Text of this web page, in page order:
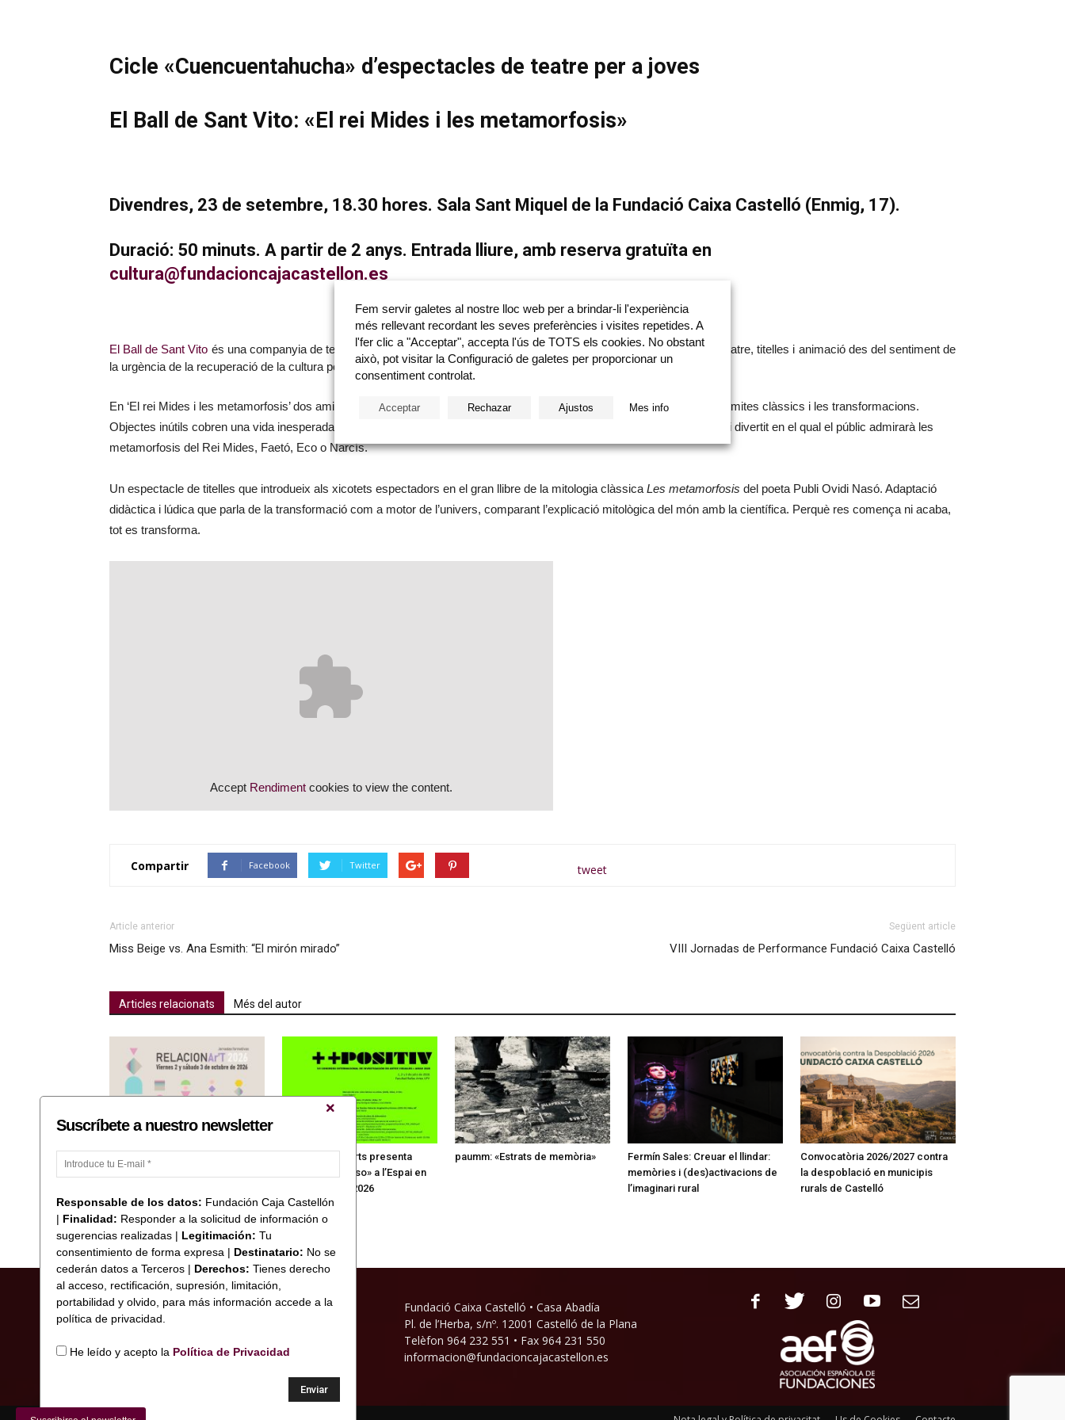
Cicle «Cuencuentahucha» d’espectacles de teatre per a joves
El Ball de Sant Vito: «El rei Mides i les metamorfosis»
Divendres, 23 de setembre, 18.30 hores. Sala Sant Miquel de la Fundació Caixa Castelló (Enmig, 17).
Duració: 50 minuts. A partir de 2 anys. Entrada lliure, amb reserva gratuïta en
cultura@fundacioncajacastellon.es
El Ball de Sant Vito és una companyia de teatre de la Ribera del Xúquer. Des de l’any 2001 representa espectacles de teatre, titelles i animació des del sentiment de
la urgència de la recuperació de la cultura popular, aquella que enriqueix i conformat com a poble i com a persones.
En ‘El rei Mides i les metamorfosis’ dos amics es troben en un abocador ple de fem que els permet entrar al territori dels mites clàssics i les transformacions.
Objectes inútils cobren una vida inesperada per a contar-nos històries de déus, reis, nimfes i herois. Un relat sorprenent i divertit en el qual el públic admirarà les
metamorfosis del Rei Mides, Faetó, Eco o Narcís.
Un espectacle de titelles que introdueix als xicotets espectadors en el gran llibre de la mitologia clàssica Les metamorfosis del poeta Publi Ovidi Nasó. Adaptació
didàctica i lúdica que parla de la transformació com a motor de l’univers, comparant l’explicació mitològica del món amb la científica. Perquè res comença ni acaba,
tot es transforma.
Accept Rendiment cookies to view the content.
Compartir Facebook Twitter tweet
Article anterior
Miss Beige vs. Ana Esmith: “El mirón mirado”
Següent article
VIII Jornadas de Performance Fundació Caixa Castelló
Articles relacionats Més del autor
José Antonio Orts presenta
«Ones de llum i so» a l’Espai en
Xarxa d’ANIAV 2026
paumm: «Estrats de memòria»
Fermín Sales: Creuar el llindar:
memòries i (des)activacions de
l’imaginari rural
Convocatòria 2026/2027 contra
la despoblació en municipis
rurals de Castelló
Fundació Caixa Castelló • Casa Abadía
Pl. de l’Herba, s/nº. 12001 Castelló de la Plana
Telèfon 964 232 551 • Fax 964 231 550
informacion@fundacioncajacastellon.es
Suscríbete a nuestro newsletter
Responsable de los datos: Fundación Caja Castellón
| Finalidad: Responder a la solicitud de información o
sugerencias realizadas | Legitimación: Tu
consentimiento de forma expresa | Destinatario: No se
cederán datos a Terceros | Derechos: Tienes derecho
al acceso, rectificación, supresión, limitación,
portabilidad y olvido, para más información accede a la
política de privacidad.
He leído y acepto la Política de Privacidad
Fem servir galetes al nostre lloc web per a brindar-li l'experiència
més rellevant recordant les seves preferències i visites repetides. A
l'fer clic a "Acceptar", accepta l'ús de TOTS els cookies. No obstant
això, pot visitar la Configuració de galetes per proporcionar un
consentiment controlat.
Acceptar Rechazar Ajustos Mes info